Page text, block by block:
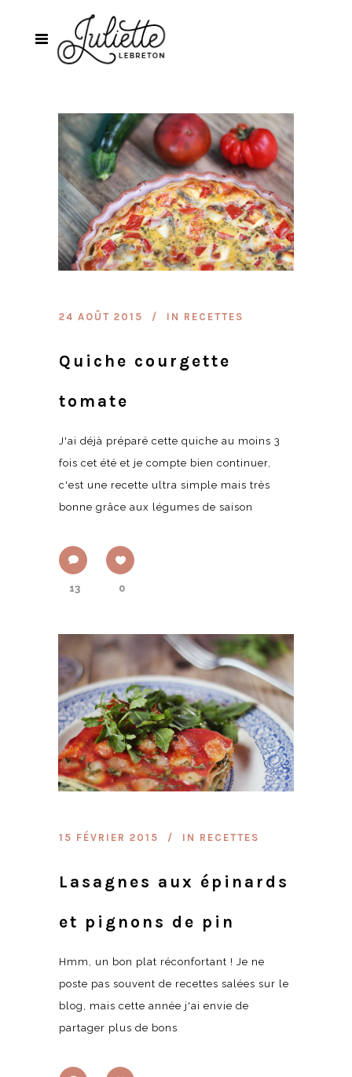
24 AOÛT 2015 IN RECETTES
Quiche courgette
tomate
J'ai déjà préparé cette quiche au moins 3
fois cet été et je compte bien continuer,
c'est une recette ultra simple mais très
bonne grâce aux légumes de saison
13 0
15 FÉVRIER 2015 IN RECETTES
Lasagnes aux épinards
et pignons de pin
Hmm, un bon plat réconfortant ! Je ne
poste pas souvent de recettes salées sur le
blog, mais cette année j'ai envie de
partager plus de bons